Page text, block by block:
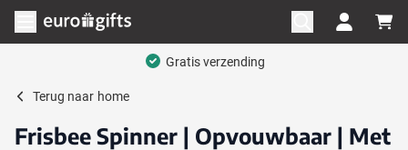
Ga naar de inhoud
Menu openen
Gratis verzending
Terug naar home
Frisbee Spinner | Opvouwbaar | Met